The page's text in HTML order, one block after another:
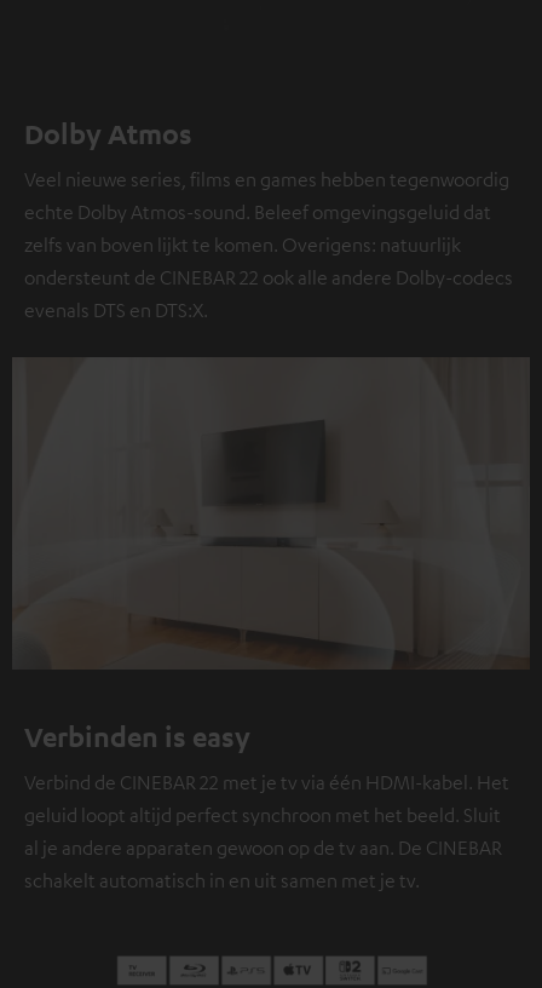
Dolby Atmos
Veel nieuwe series, films en games hebben tegenwoordig
echte Dolby Atmos-sound. Beleef omgevingsgeluid dat
zelfs van boven lijkt te komen. Overigens: natuurlijk
ondersteunt de CINEBAR 22 ook alle andere Dolby-codecs
evenals DTS en DTS:X.
Verbinden is easy
Verbind de CINEBAR 22 met je tv via één HDMI-kabel. Het
geluid loopt altijd perfect synchroon met het beeld. Sluit
al je andere apparaten gewoon op de tv aan. De CINEBAR
schakelt automatisch in en uit samen met je tv.